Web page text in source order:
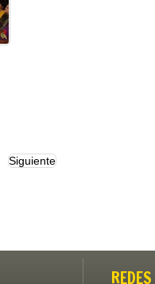
Siguiente
REDES